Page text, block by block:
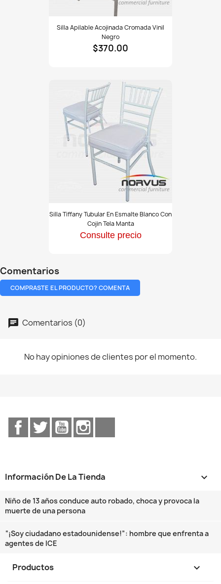
apilable
Silla Apilable Acojinada Cromada Vinil
Negro
$370.00
Tiffany
con
cojin
tela
manta
Silla Tiffany Tubular En Esmalte Blanco Con
Cojin Tela Manta
Consulte precio
Comentarios
COMPRASTE EL PRODUCTO? COMENTA
Comentarios (0)
No hay opiniones de clientes por el momento.
FacebookTwitterYouTube
Información De La Tienda keyboard_arrow_down
Niño de 13 años conduce auto robado, choca y provoca la
muerte de una persona
“¡Soy ciudadano estadounidense!”: hombre que enfrenta a
agentes de ICE
Productos 